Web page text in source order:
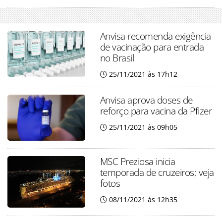
Anvisa recomenda exigência
de vacinação para entrada
no Brasil
25/11/2021 às 17h12
Anvisa aprova doses de
reforço para vacina da Pfizer
25/11/2021 às 09h05
MSC Preziosa inicia
temporada de cruzeiros; veja
fotos
08/11/2021 às 12h35